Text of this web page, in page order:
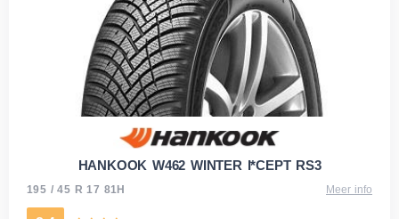
HANKOOK W462 WINTER I*CEPT RS3
195 / 45 R 17 81H Meer info